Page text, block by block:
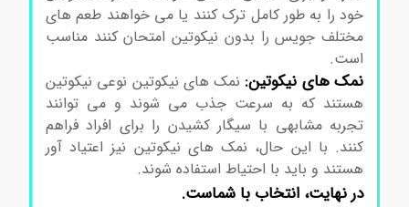
خود را به طور کامل ترک کنند یا می خواهند طعم های
مختلف جویس را بدون نیکوتین امتحان کنند مناسب
است.
نمک های نیکوتین:نمک های نیکوتین نوعی نیکوتین
هستند که به سرعت جذب می شوند و می توانند
تجربه مشابهی با سیگار کشیدن را برای افراد فراهم
کنند. با این حال، نمک های نیکوتین نیز اعتیاد آور
هستند و باید با احتیاط استفاده شوند.
در نهایت، انتخاب با شماست.